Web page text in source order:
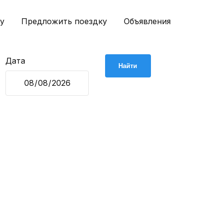
Предложить поездку Объявления
Дата